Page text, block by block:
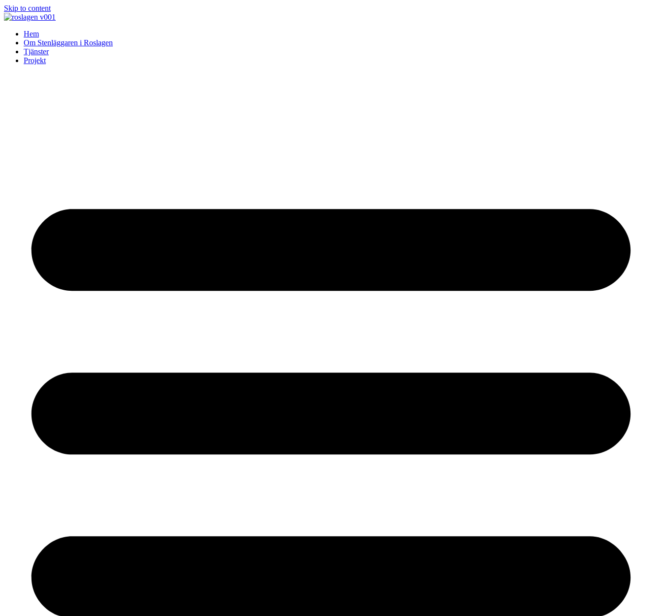
Skip to content
Hem
Om Stenläggaren i Roslagen
Tjänster
Projekt